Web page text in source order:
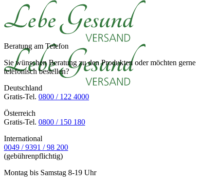
Beratung am Telefon
Sie wünschen Beratung zu den Produkten oder möchten gerne
telefonisch bestellen?
Deutschland
Gratis-Tel. 0800 / 122 4000
Österreich
Gratis-Tel. 0800 / 150 180
International
0049 / 9391 / 98 200
(gebührenpflichtig)
Montag bis Samstag 8-19 Uhr